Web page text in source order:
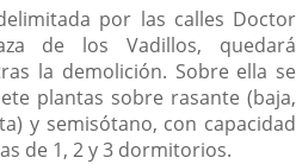
por las calles Doctor
de los Vadillos, quedará
la demolición. Sobre ella se
plantas sobre rasante (baja,
y semisótano, con capacidad
de 1, 2 y 3 dormitorios.